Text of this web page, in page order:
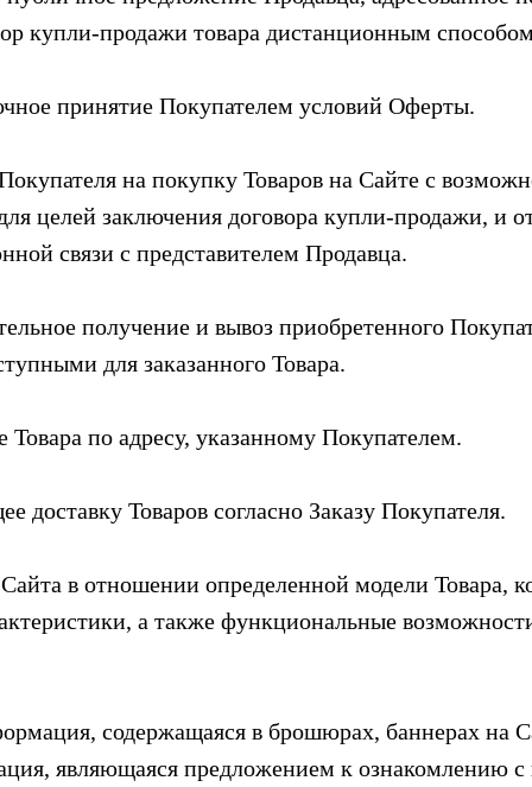
купли-продажи товара дистанционным
принятие Покупателем условий Оферты.
на покупку Товаров на Сайте с
целей заключения договора купли-продажи, и
связи с представителем Продавца.
получение и вывоз приобретенного
для заказанного Товара.
Товара по адресу, указанному Покупателем.
доставку Товаров согласно Заказу Покупателя.
в отношении определенной модели Товара,
а также функциональные
содержащаяся в брошюрах, баннерах на
являющаяся предложением к ознакомлению